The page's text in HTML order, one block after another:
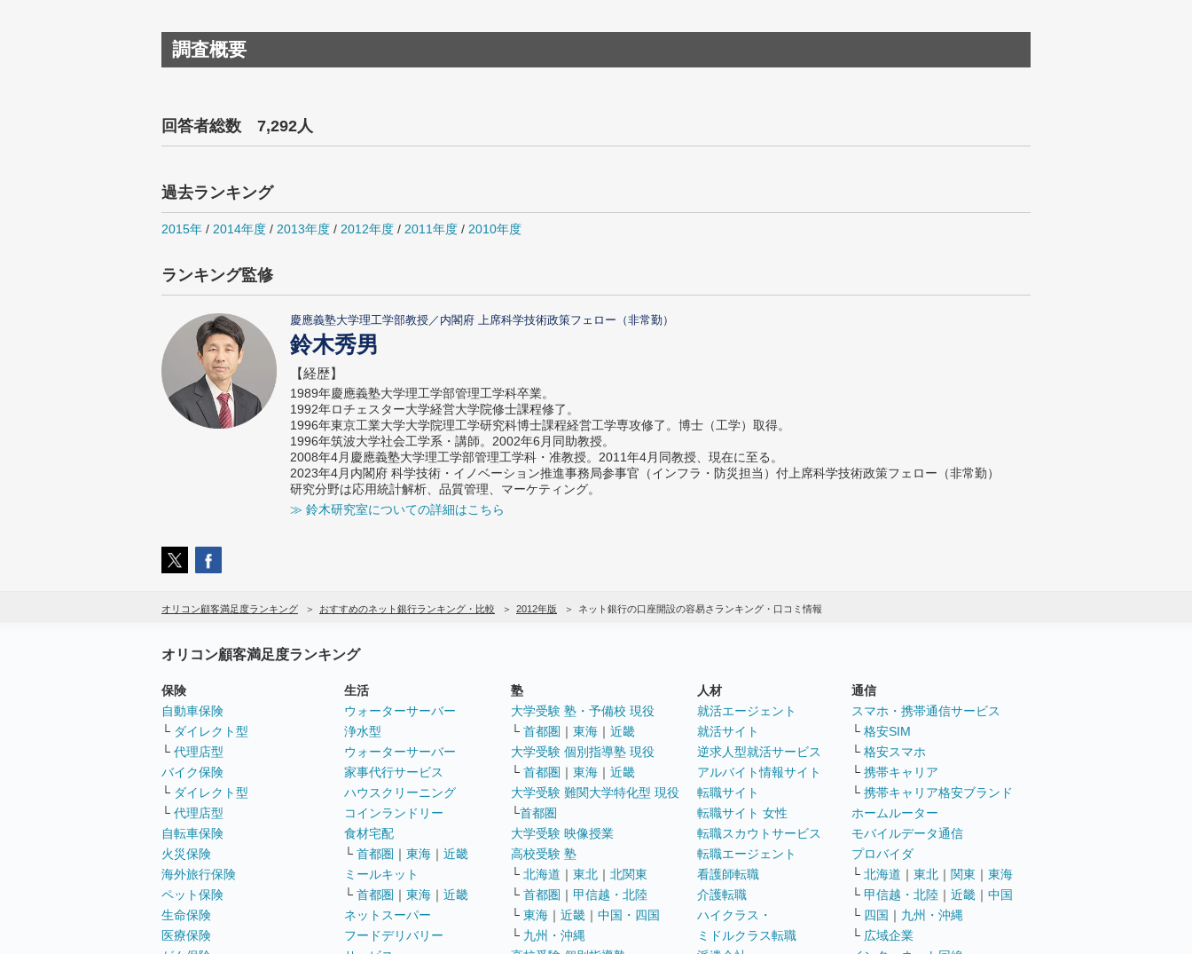
調査概要
回答者総数 7,292人
過去ランキング
2015年 / 2014年度 / 2013年度 / 2012年度 / 2011年度 / 2010年度
ランキング監修
慶應義塾大学理工学部教授／内閣府 上席科学技術政策フェロー（非常勤）
鈴木秀男
【経歴】
1989年慶應義塾大学理工学部管理工学科卒業。
1992年ロチェスター大学経営大学院修士課程修了。
1996年東京工業大学大学院理工学研究科博士課程経営工学専攻修了。博士（工学）取得。
1996年筑波大学社会工学系・講師。2002年6月同助教授。
2008年4月慶應義塾大学理工学部管理工学科・准教授。2011年4月同教授、現在に至る。
2023年4月内閣府 科学技術・イノベーション推進事務局参事官（インフラ・防災担当）付上席科学技術政策フェロー（非常勤）
研究分野は応用統計解析、品質管理、マーケティング。
≫ 鈴木研究室についての詳細はこちら
オリコン顧客満足度ランキング おすすめのネット銀行ランキング・比較 2012年版 ネット銀行の口座開設の容易さランキング・口コミ情報
オリコン顧客満足度ランキング
保険
自動車保険
└ ダイレクト型
└ 代理店型
バイク保険
└ ダイレクト型
└ 代理店型
自転車保険
火災保険
海外旅行保険
ペット保険
生命保険
医療保険
生活
ウォーターサーバー
浄水型
ウォーターサーバー
家事代行サービス
ハウスクリーニング
コインランドリー
食材宅配
└ 首都圏 ｜ 東海 ｜ 近畿
ミールキット
└ 首都圏 ｜ 東海 ｜ 近畿
ネットスーパー
フードデリバリー
塾
大学受験 塾・予備校 現役
└ 首都圏 ｜ 東海 ｜ 近畿
大学受験 個別指導塾 現役
└ 首都圏 ｜ 東海 ｜ 近畿
大学受験 難関大学特化型 現役
└首都圏
大学受験 映像授業
高校受験 塾
└ 北海道 ｜ 東北 ｜ 北関東
└ 首都圏 ｜ 甲信越・北陸
└ 東海 ｜ 近畿 ｜ 中国・四国
└ 九州・沖縄
人材
就活エージェント
就活サイト
逆求人型就活サービス
アルバイト情報サイト
転職サイト
転職サイト 女性
転職スカウトサービス
転職エージェント
看護師転職
介護転職
ハイクラス・
ミドルクラス転職
通信
スマホ・携帯通信サービス
└ 格安SIM
└ 格安スマホ
└ 携帯キャリア
└ 携帯キャリア格安ブランド
ホームルーター
モバイルデータ通信
プロバイダ
└ 北海道 ｜ 東北 ｜ 関東 ｜ 東海
└ 甲信越・北陸 ｜ 近畿 ｜ 中国
└ 四国 ｜ 九州・沖縄
└ 広域企業